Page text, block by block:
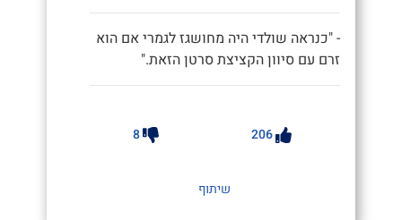
- "כנראה שולדי היה מחושגז לגמרי אם הוא
זרם עם סיוון הקציצת סרטן הזאת."
206
8
שיתוף